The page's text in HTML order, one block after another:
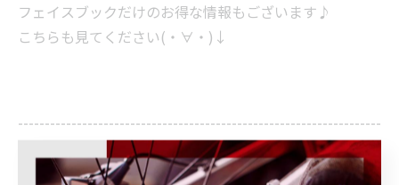
フェイスブックだけのお得な情報もございます♪
こちらも見てください(・∀・)↓
--------------------------------------------------------------------
--
POWER-KIDS